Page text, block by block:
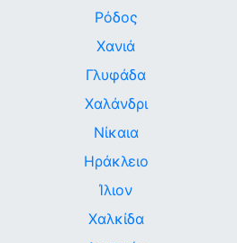
Ρόδος
Χανιά
Γλυφάδα
Χαλάνδρι
Νίκαια
Ηράκλειο
Ίλιον
Χαλκίδα